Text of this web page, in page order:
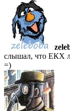
слышал, что ЕКХ
=)